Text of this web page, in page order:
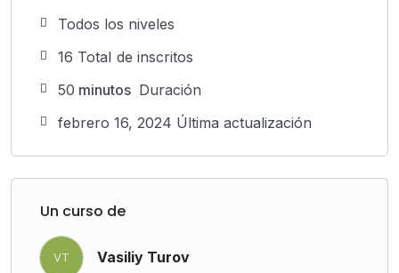
Todos los niveles
16 TotaI de inscritos
50 minutos Duración
febrero 16, 2024 Última actualización
Un curso de
VT Vasiliy Turov